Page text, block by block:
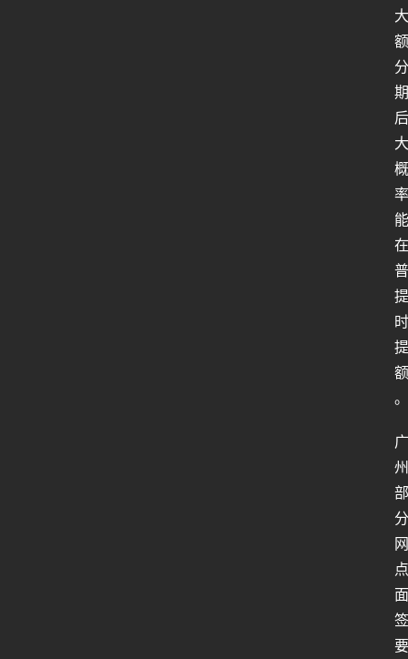
大
额
分
期
后
大
概
率
能
在
普
提
时
提
额
。
广
州
部
分
网
点
面
签
要